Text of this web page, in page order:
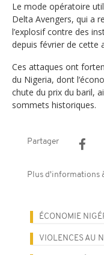
Le mode opératoire
Delta Avengers, qui a
l’explosif contre des
depuis février de cette
Ces attaques ont
du Nigeria, dont
chute du prix du baril,
sommets historiques.
Partager
Plus d'informations
ÉCONOMIE
VIOLENCES AU